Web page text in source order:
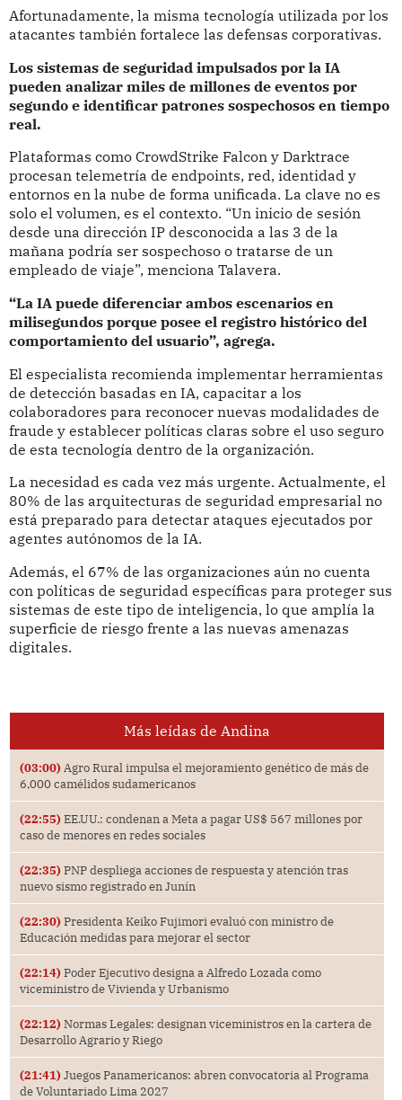
Afortunadamente, la misma tecnología utilizada por los
atacantes también fortalece las defensas corporativas.
Los sistemas de seguridad impulsados por la IA
pueden analizar miles de millones de eventos por
segundo e identificar patrones sospechosos en tiempo
real.
Plataformas como CrowdStrike Falcon y Darktrace
procesan telemetría de endpoints, red, identidad y
entornos en la nube de forma unificada. La clave no es
solo el volumen, es el contexto. “Un inicio de sesión
desde una dirección IP desconocida a las 3 de la
mañana podría ser sospechoso o tratarse de un
empleado de viaje”, menciona Talavera.
“La IA puede diferenciar ambos escenarios en
milisegundos porque posee el registro histórico del
comportamiento del usuario”, agrega.
El especialista recomienda implementar herramientas
de detección basadas en IA, capacitar a los
colaboradores para reconocer nuevas modalidades de
fraude y establecer políticas claras sobre el uso seguro
de esta tecnología dentro de la organización.
La necesidad es cada vez más urgente. Actualmente, el
80% de las arquitecturas de seguridad empresarial no
está preparado para detectar ataques ejecutados por
agentes autónomos de la IA.
Además, el 67% de las organizaciones aún no cuenta
con políticas de seguridad específicas para proteger sus
sistemas de este tipo de inteligencia, lo que amplía la
superficie de riesgo frente a las nuevas amenazas
digitales.
Más leídas de Andina
(03:00) Agro Rural impulsa el mejoramiento genético de más de
6,000 camélidos sudamericanos
(22:55) EE.UU.: condenan a Meta a pagar US$ 567 millones por
caso de menores en redes sociales
(22:35) PNP despliega acciones de respuesta y atención tras
nuevo sismo registrado en Junín
(22:30) Presidenta Keiko Fujimori evaluó con ministro de
Educación medidas para mejorar el sector
(22:14) Poder Ejecutivo designa a Alfredo Lozada como
viceministro de Vivienda y Urbanismo
(22:12) Normas Legales: designan viceministros en la cartera de
Desarrollo Agrario y Riego
(21:41) Juegos Panamericanos: abren convocatoria al Programa
de Voluntariado Lima 2027